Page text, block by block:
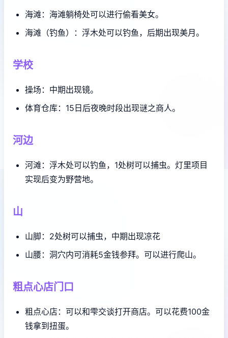
海滩：海滩躺椅处可以进行偷看美女。
海滩（钓鱼）：浮木处可以钓鱼，后期出现美月。
学校
操场：中期出现镜。
体育仓库：15日后夜晚时段出现谜之商人。
河边
河滩：浮木处可以钓鱼，1处树可以捕虫。灯里项目
实现后变为野营地。
山
山脚：2处树可以捕虫，中期出现凉花
山腰：洞穴内可消耗5金钱参拜。可以进行爬山。
粗点心店门口
粗点心店：可以和雫交谈打开商店。可以花费100金
钱拿到扭蛋。